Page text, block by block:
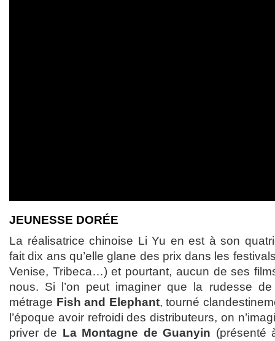
JEUNESSE DORÉE
La réalisatrice chinoise Li Yu en est à son
fait dix ans qu’elle glane des prix dans les
Venise, Tribeca…) et pourtant, aucun de ses
nous. Si l’on peut imaginer que la rudesse
métrage Fish and Elephant, tourné
l’époque avoir refroidi des distributeurs, on
priver de La Montagne de Guanyin (présenté